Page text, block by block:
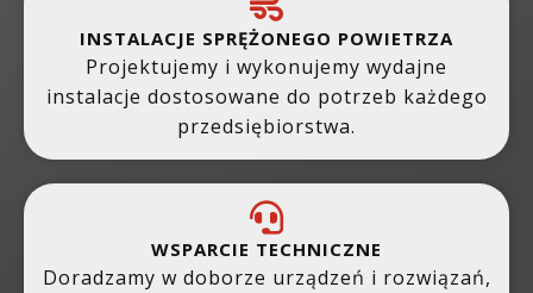
INSTALACJE SPRĘŻONEGO POWIETRZA
Projektujemy i wykonujemy wydajne
instalacje dostosowane do potrzeb każdego
przedsiębiorstwa.
WSPARCIE TECHNICZNE
Doradzamy w doborze urządzeń i rozwiązań,